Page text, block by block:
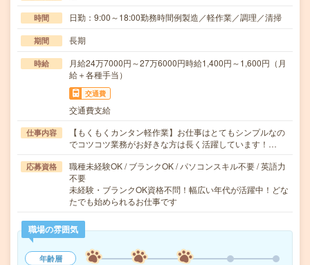
時間 日勤：9:00～18:00勤務時間例製造／軽作業／調理／清掃
期間 長期
時給
月給24万7000円～27万6000円時給1,400円～1,600円（月
給＋各種手当）
交通費
交通費支給
仕事内容
【もくもくカンタン軽作業】お仕事はとてもシンプルなの
でコツコツ業務がお好きな方は長く活躍しています！…
応募資格
職種未経験OK / ブランクOK / パソコンスキル不要 / 英語力
不要
未経験・ブランクOK資格不問！幅広い年代が活躍中！どな
たでも始められるお仕事です
職場の雰囲気
年齢層